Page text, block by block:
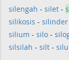
silengah - silet -
silikosis - silinder
silium - silo -
silsilah - silt - silu